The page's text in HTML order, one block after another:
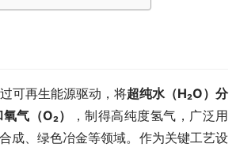
再生能源驱动，将超纯水（H₂O）分
气（O₂）
，制得高纯度氢气，广泛用
成、绿色冶金等领域。作为关键工艺设